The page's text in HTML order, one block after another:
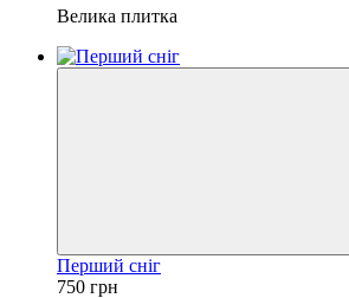
Велика плитка
Перший сніг
750 грн